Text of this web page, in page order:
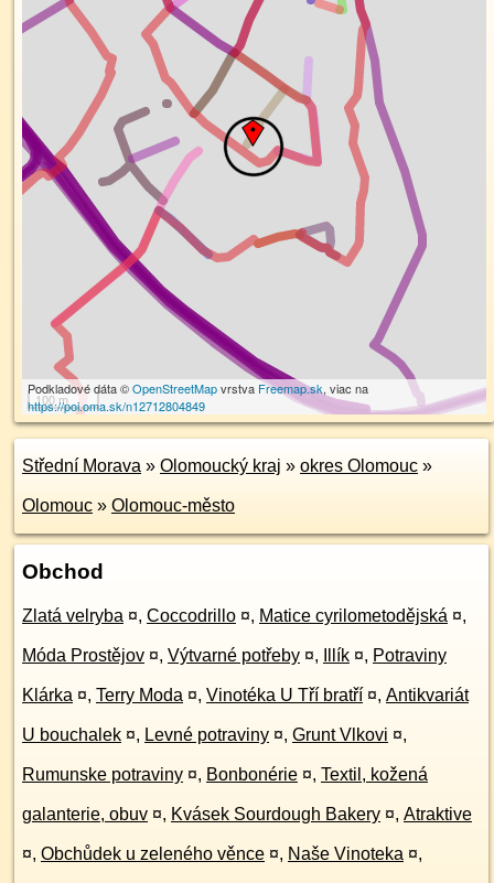
100 m
Podkladové dáta ©OpenStreetMapvrstva Freemap.sk, viac na
https://poi.oma.sk/n12712804849
Střední Morava » Olomoucký kraj » okres Olomouc »
Olomouc » Olomouc-město
Obchod
Zlatá velryba ¤, Coccodrillo ¤, Matice cyrilometodějská ¤,
Móda Prostějov ¤, Výtvarné potřeby ¤, Illík ¤, Potraviny
Klárka ¤, Terry Moda ¤, Vinotéka U Tří bratří ¤, Antikvariát
U bouchalek ¤, Levné potraviny ¤, Grunt Vlkovi ¤,
Rumunske potraviny ¤, Bonbonérie ¤, Textil, kožená
galanterie, obuv ¤, Kvásek Sourdough Bakery ¤, Atraktive
¤, Obchůdek u zeleného věnce ¤, Naše Vinoteka ¤,